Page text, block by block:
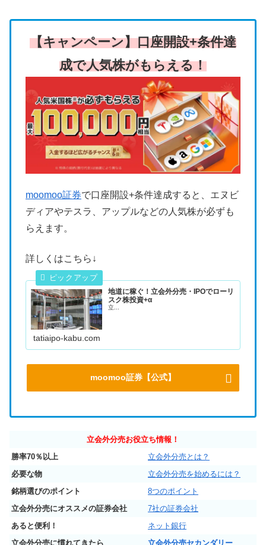
【キャンペーン】口座開設+条件達
成で人気株がもらえる！
moomoo証券で口座開設+条件達成すると、エヌビ
ディアやテスラ、アップルなどの人気株が必ずも
らえます。
詳しくはこちら↓
地道に稼ぐ！立会外分売・IPOでローリ
スク株投資+α
立...
tatiaipo-kabu.com
moomoo証券【公式】
立会外分売お役立ち情報！
勝率70％以上
立会外分売とは？
必要な物
立会外分売を始めるには？
銘柄選びのポイント
8つのポイント
立会外分売にオススメの証券会社
7社の証券会社
あると便利！
ネット銀行
立会外分売に慣れてきたら
立会外分売セカンダリー